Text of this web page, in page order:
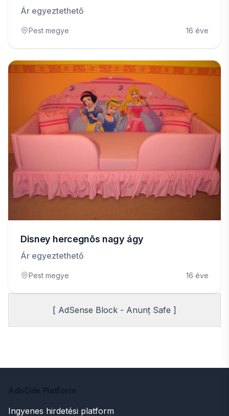
Ár egyeztethető
Pest megye 16 éve
Disney hercegnõs nagy ágy
Ár egyeztethető
Pest megye 16 éve
[ AdSense Block - Anunț Safe ]
Ingyenes hirdetési platform